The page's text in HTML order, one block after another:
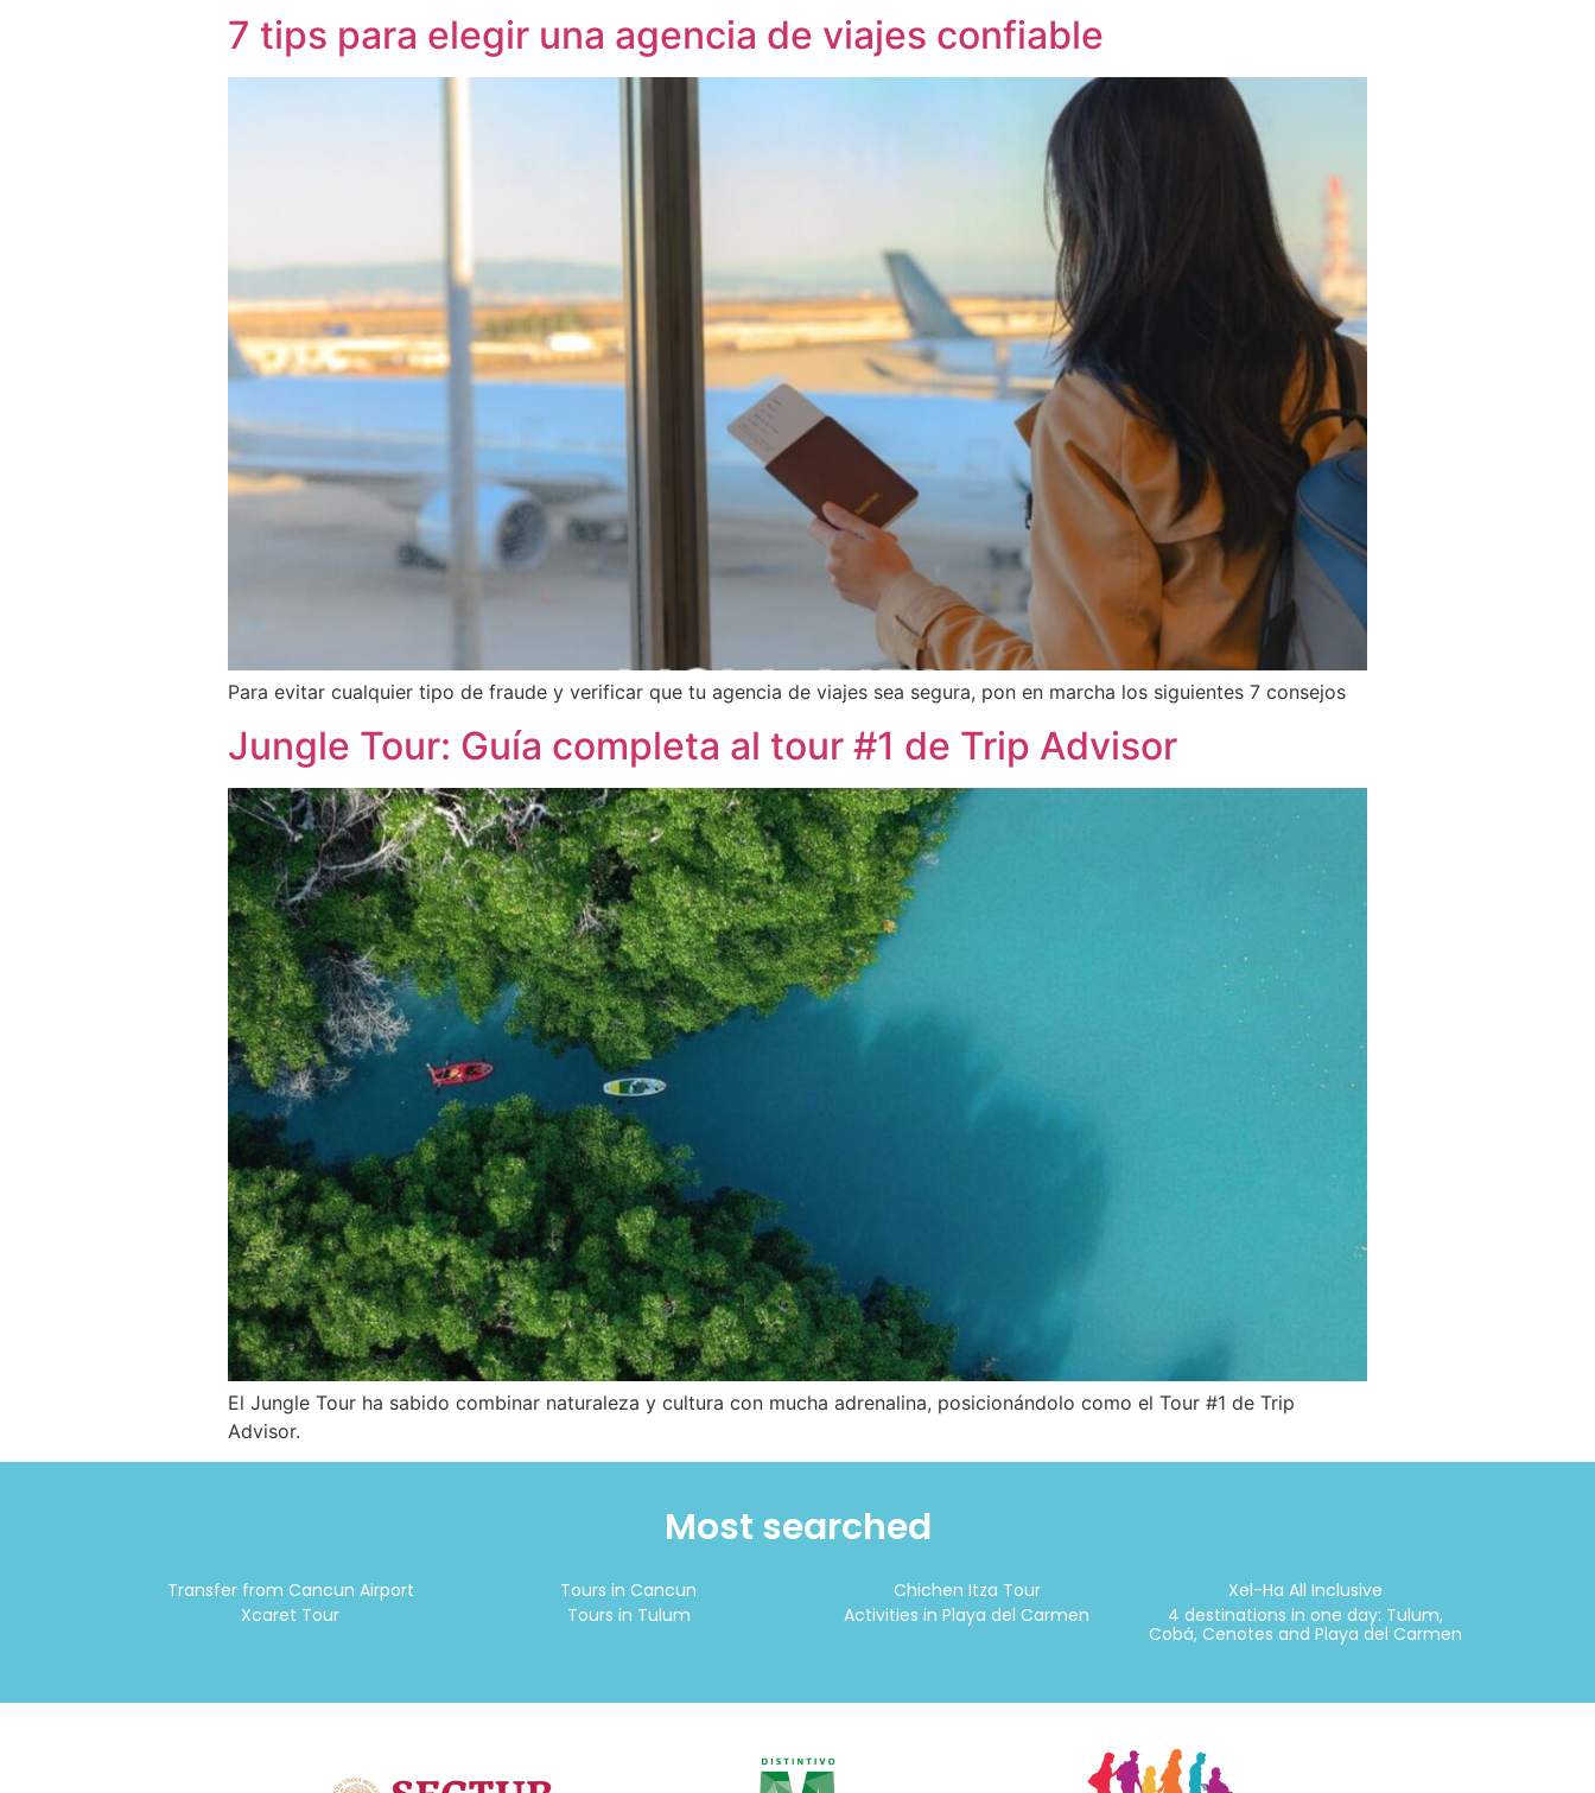
7 tips para elegir una agencia de viajes confiable
Para evitar cualquier tipo de fraude y verificar que tu agencia de viajes sea segura, pon en marcha los siguientes 7 consejos
Jungle Tour: Guía completa al tour #1 de Trip Advisor
El Jungle Tour ha sabido combinar naturaleza y cultura con mucha adrenalina, posicionándolo como el Tour #1 de Trip
Advisor.
Most searched
Transfer from Cancun Airport
Xcaret Tour
Tours in Cancun
Tours in Tulum
Chichen Itza Tour
Activities in Playa del Carmen
Xel-Ha All Inclusive
4 destinations in one day: Tulum,
Cobá, Cenotes and Playa del Carmen